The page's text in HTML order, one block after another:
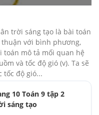
trời sáng tạo là bài toán
với bình phương,
toán mô tả mối quan hệ
và tốc độ gió (v). Ta sẽ
tốc độ gió...
10 Toán 9 tập 2
sáng tạo